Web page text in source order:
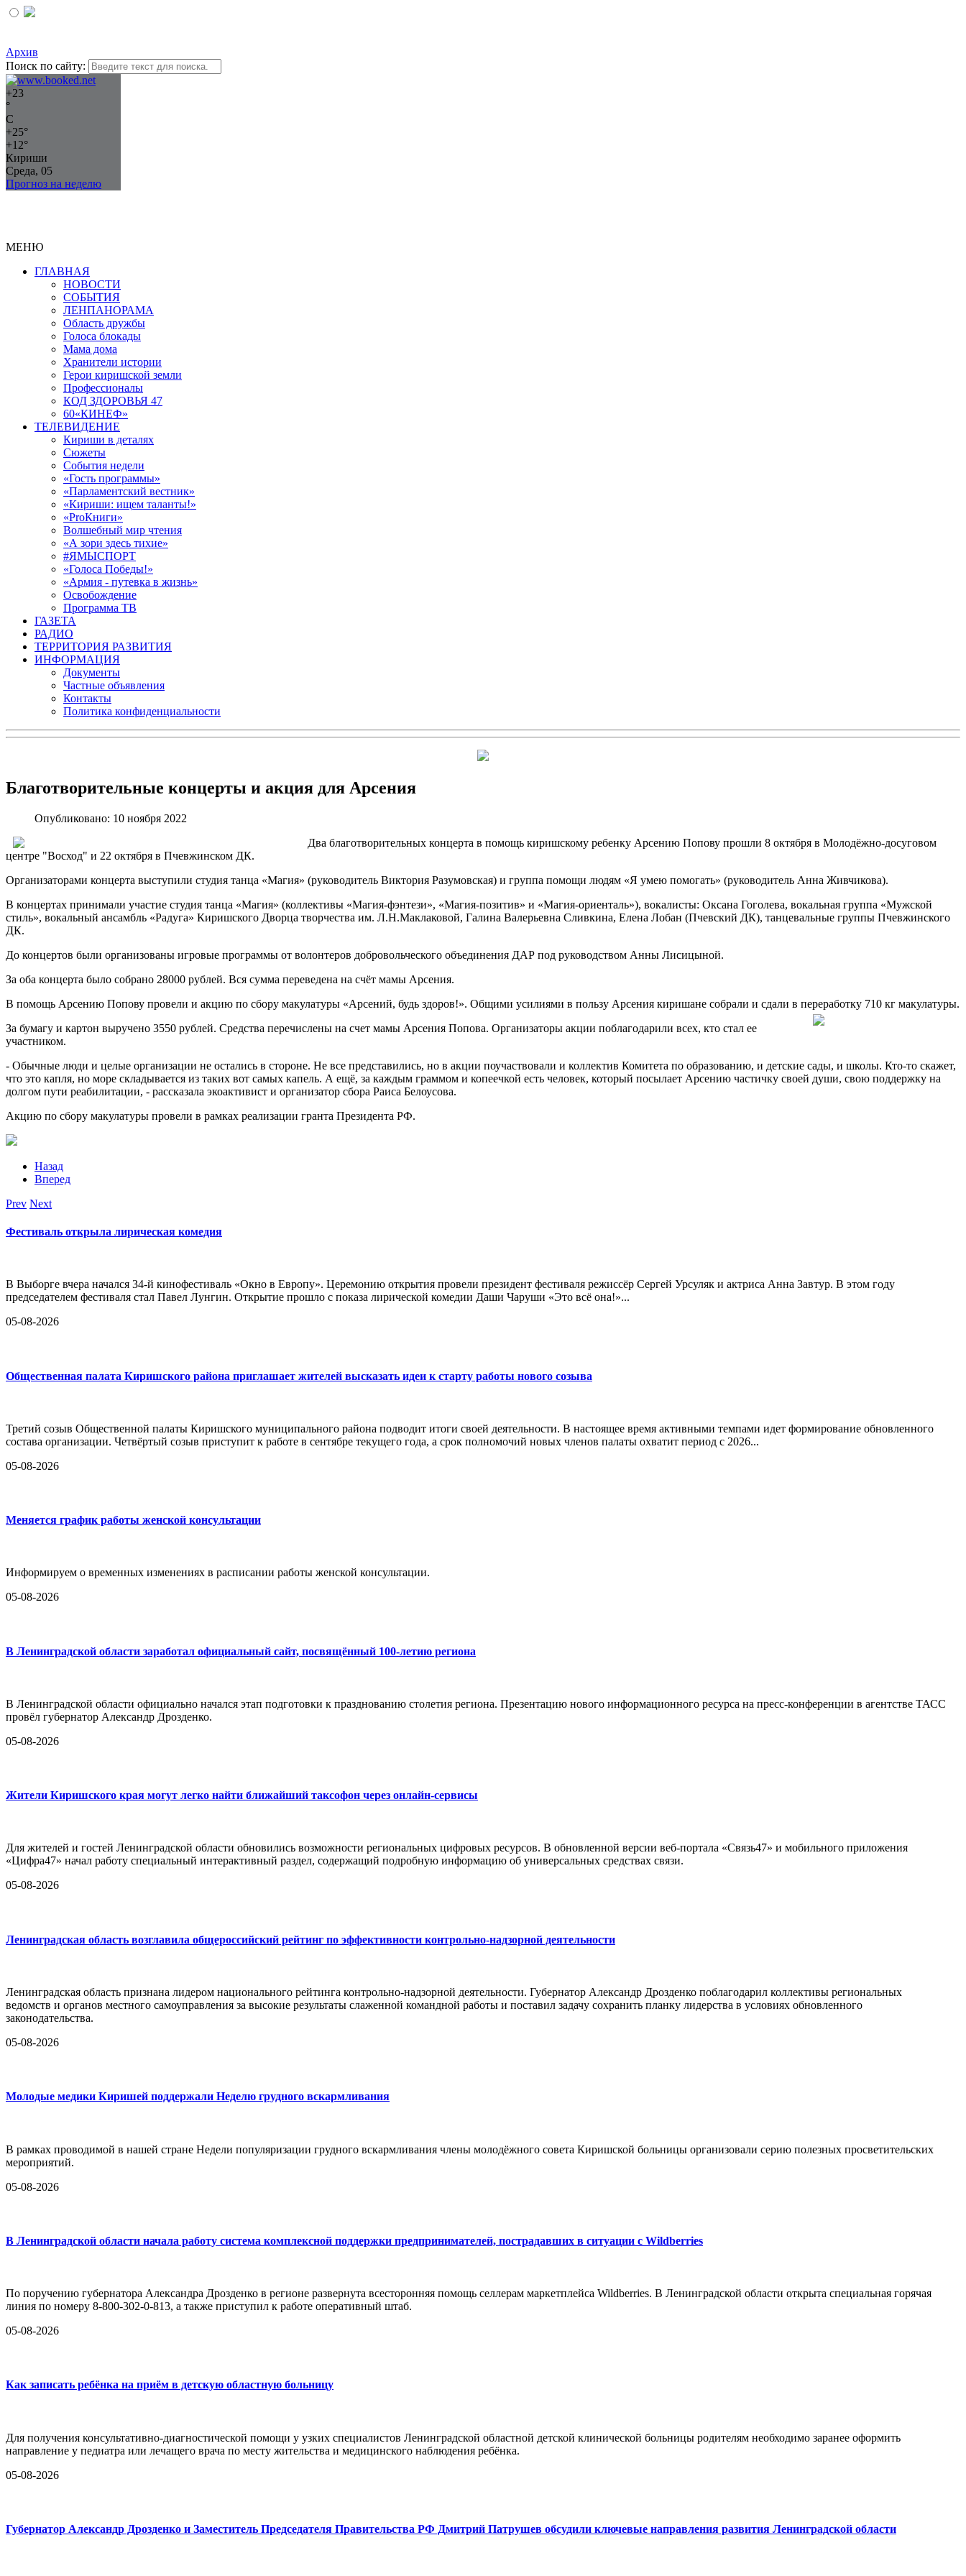
Архив
Поиск по сайту:
+23
°
C
+25°
+12°
Кириши
Среда, 05
Прогноз на неделю
МЕНЮ
ГЛАВНАЯ
НОВОСТИ
СОБЫТИЯ
ЛЕНПАНОРАМА
Область дружбы
Голоса блокады
Мама дома
Хранители истории
Герои киришской земли
Профессионалы
КОД ЗДОРОВЬЯ 47
60«КИНЕФ»
ТЕЛЕВИДЕНИЕ
Кириши в деталях
Сюжеты
События недели
«Гость программы»
«Парламентский вестник»
«Кириши: ищем таланты!»
«ProКниги»
Волшебный мир чтения
«А зори здесь тихие»
#ЯМЫСПОРТ
«Голоса Победы!»
«Армия - путевка в жизнь»
Освобождение
Программа ТВ
ГАЗЕТА
РАДИО
ТЕРРИТОРИЯ РАЗВИТИЯ
ИНФОРМАЦИЯ
Документы
Частные объявления
Контакты
Политика конфиденциальности
Благотворительные концерты и акция для Арсения
Опубликовано: 10 ноября 2022
Два благотворительных концерта в помощь киришскому ребенку Арсению Попову прошли 8 октября в Молодёжно-досуговом
центре "Восход" и 22 октября в Пчевжинском ДК.
Организаторами концерта выступили студия танца «Магия» (руководитель Виктория Разумовская) и группа помощи людям «Я умею помогать» (руководитель Анна Живчикова).
В концертах принимали участие студия танца «Магия» (коллективы «Магия-фэнтези», «Магия-позитив» и «Магия-ориенталь»), вокалисты: Оксана Гоголева, вокальная группа «Мужской
стиль», вокальный ансамбль «Радуга» Киришского Дворца творчества им. Л.Н.Маклаковой, Галина Валерьевна Сливкина, Елена Лобан (Пчевский ДК), танцевальные группы Пчевжинского
ДК.
До концертов были организованы игровые программы от волонтеров добровольческого объединения ДАР под руководством Анны Лисицыной.
За оба концерта было собрано 28000 рублей. Вся сумма переведена на счёт мамы Арсения.
В помощь Арсению Попову провели и акцию по сбору макулатуры «Арсений, будь здоров!». Общими усилиями в пользу Арсения киришане собрали и сдали в переработку 710 кг макулатуры.
За бумагу и картон выручено 3550 рублей. Средства перечислены на счет мамы Арсения Попова. Организаторы акции поблагодарили всех, кто стал ее
участником.
- Обычные люди и целые организации не остались в стороне. Не все представились, но в акции поучаствовали и коллектив Комитета по образованию, и детские сады, и школы. Кто-то скажет,
что это капля, но море складывается из таких вот самых капель. А ещё, за каждым граммом и копеечкой есть человек, который посылает Арсению частичку своей души, свою поддержку на
долгом пути реабилитации, - рассказала экоактивист и организатор сбора Раиса Белоусова.
Акцию по сбору макулатуры провели в рамках реализации гранта Президента РФ.
Назад
Вперед
Prev Next
Фестиваль открыла лирическая комедия
В Выборге вчера начался 34-й кинофестиваль «Окно в Европу». Церемонию открытия провели президент фестиваля режиссёр Сергей Урсуляк и актриса Анна Завтур. В этом году
председателем фестиваля стал Павел Лунгин. Открытие прошло с показа лирической комедии Даши Чаруши «Это всё она!»...
05-08-2026
Общественная палата Киришского района приглашает жителей высказать идеи к старту работы нового созыва
Третий созыв Общественной палаты Киришского муниципального района подводит итоги своей деятельности. В настоящее время активными темпами идет формирование обновленного
состава организации. Четвёртый созыв приступит к работе в сентябре текущего года, а срок полномочий новых членов палаты охватит период с 2026...
05-08-2026
Меняется график работы женской консультации
Информируем о временных изменениях в расписании работы женской консультации.
05-08-2026
В Ленинградской области заработал официальный сайт, посвящённый 100-летию региона
В Ленинградской области официально начался этап подготовки к празднованию столетия региона. Презентацию нового информационного ресурса на пресс-конференции в агентстве ТАСС
провёл губернатор Александр Дрозденко.
05-08-2026
Жители Киришского края могут легко найти ближайший таксофон через онлайн-сервисы
Для жителей и гостей Ленинградской области обновились возможности региональных цифровых ресурсов. В обновленной версии веб-портала «Связь47» и мобильного приложения
«Цифра47» начал работу специальный интерактивный раздел, содержащий подробную информацию об универсальных средствах связи.
05-08-2026
Ленинградская область возглавила общероссийский рейтинг по эффективности контрольно-надзорной деятельности
Ленинградская область признана лидером национального рейтинга контрольно-надзорной деятельности. Губернатор Александр Дрозденко поблагодарил коллективы региональных
ведомств и органов местного самоуправления за высокие результаты слаженной командной работы и поставил задачу сохранить планку лидерства в условиях обновленного
законодательства.
05-08-2026
Молодые медики Киришей поддержали Неделю грудного вскармливания
В рамках проводимой в нашей стране Недели популяризации грудного вскармливания члены молодёжного совета Киришской больницы организовали серию полезных просветительских
мероприятий.
05-08-2026
В Ленинградской области начала работу система комплексной поддержки предпринимателей, пострадавших в ситуации с Wildberries
По поручению губернатора Александра Дрозденко в регионе развернута всесторонняя помощь селлерам маркетплейса Wildberries. В Ленинградской области открыта специальная горячая
линия по номеру 8-800-302-0-813, а также приступил к работе оперативный штаб.
05-08-2026
Как записать ребёнка на приём в детскую областную больницу
Для получения консультативно-диагностической помощи у узких специалистов Ленинградской областной детской клинической больницы родителям необходимо заранее оформить
направление у педиатра или лечащего врача по месту жительства и медицинского наблюдения ребёнка.
05-08-2026
Губернатор Александр Дрозденко и Заместитель Председателя Правительства РФ Дмитрий Патрушев обсудили ключевые направления развития Ленинградской области